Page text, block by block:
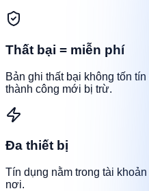
Thất bại = miễn phí
Bản ghi thất bại không tốn
thành công mới bị trừ.
Đa thiết bị
Tín dụng nằm trong tài
nơi.